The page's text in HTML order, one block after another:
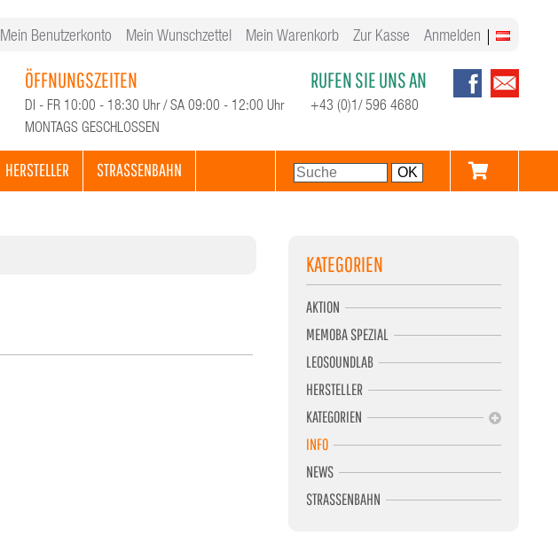
Mein Benutzerkonto Mein Wunschzettel Mein Warenkorb Zur Kasse Anmelden
ÖFFNUNGSZEITEN
DI - FR 10:00 - 18:30 Uhr / SA 09:00 - 12:00 Uhr
MONTAGS GESCHLOSSEN
RUFEN SIE UNS AN
+43 (0)1/ 596 4680
HERSTELLER STRASSENBAHN
KATEGORIEN
AKTION
MEMOBA SPEZIAL
LEOSOUNDLAB
HERSTELLER
KATEGORIEN
INFO
NEWS
STRASSENBAHN